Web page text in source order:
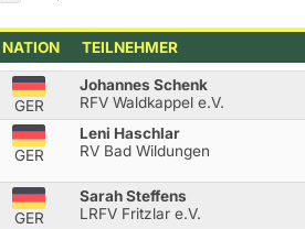
NATION TEILNEHMER
GER
Johannes Schenk
RFV Waldkappel e.V.
GER
Leni Haschlar
RV Bad Wildungen
GER
Sarah Steffens
LRFV Fritzlar e.V.